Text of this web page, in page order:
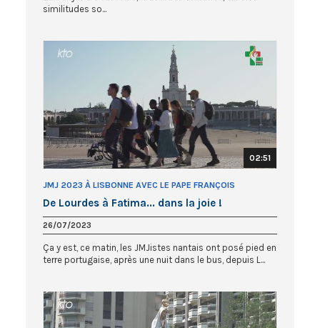
similitudes so...
02:51
JMJ 2023 À LISBONNE AVEC LE PAPE FRANÇOIS
De Lourdes à Fatima... dans la joie !
26/07/2023
Ça y est, ce matin, les JMJistes nantais ont posé pied en
terre portugaise, après une nuit dans le bus, depuis L...